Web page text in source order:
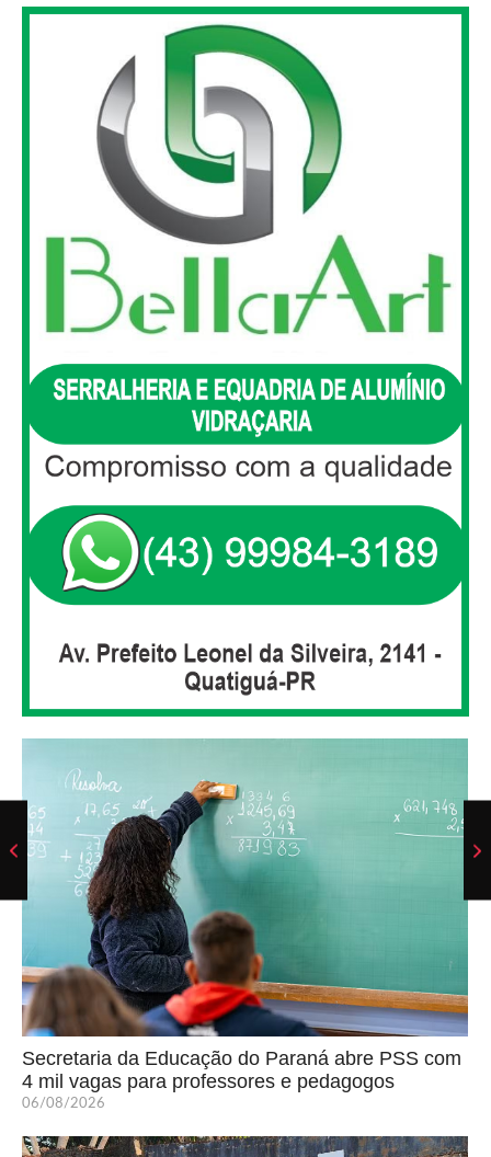
Secretaria da Educação do Paraná abre PSS com
4 mil vagas para professores e pedagogos
06/08/2026